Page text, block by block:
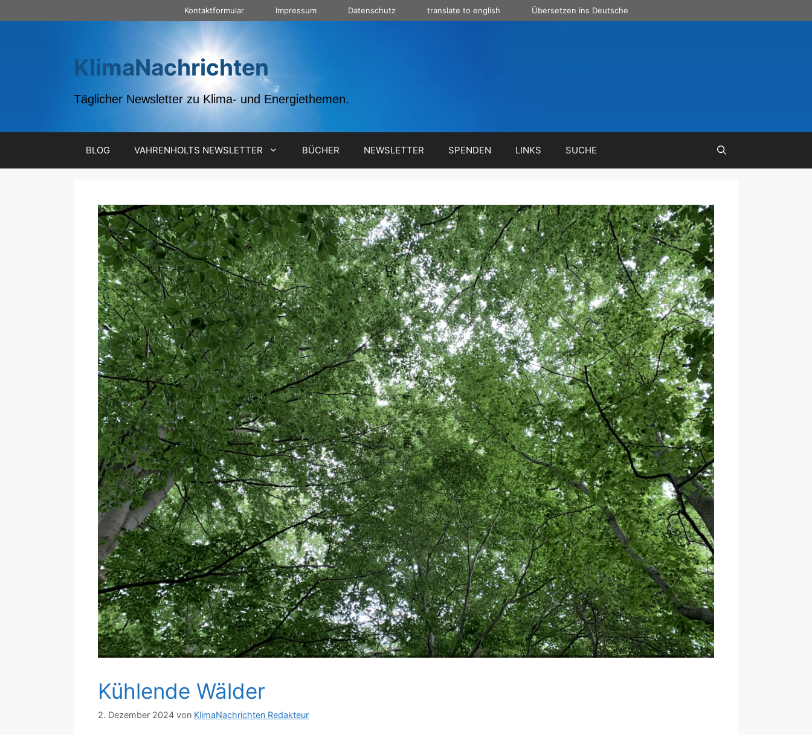
Inhalt
Kontaktformular Impressum Datenschutz translate to english Übersetzen ins Deutsche
KlimaNachrichten
Täglicher Newsletter zu Klima- und Energiethemen.
BLOG VAHRENHOLTS NEWSLETTER BÜCHER NEWSLETTER SPENDEN LINKS SUCHE
Kühlende Wälder
2. Dezember 2024 von KlimaNachrichten Redakteur